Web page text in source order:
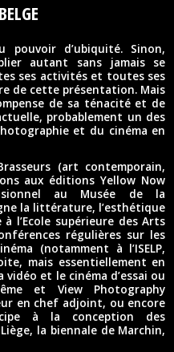
pouvoir d’ubiquité. Sinon,
autant sans jamais se
ses activités et toutes ses
de cette présentation. Mais
de sa ténacité et de
probablement un des
et du cinéma en
(art contemporain,
aux éditions Yellow Now
au Musée de la
la littérature, l’esthétique
l’Ecole supérieure des Arts
régulières sur les
(notamment à l’ISELP,
mais essentiellement en
et le cinéma d’essai ou
et View Photography
en chef adjoint, ou encore
à la conception des
la biennale de Marchin,